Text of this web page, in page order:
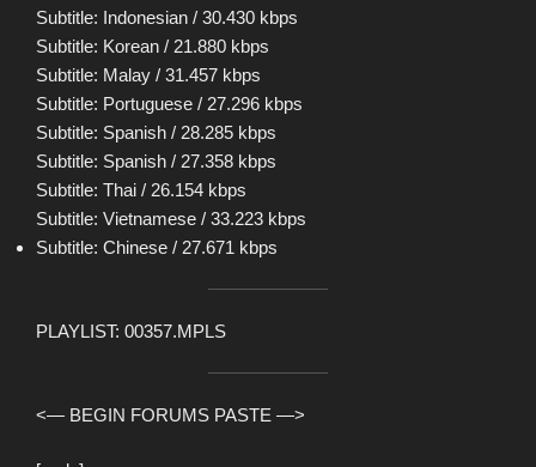
Subtitle: Indonesian / 30.430 kbps
Subtitle: Korean / 21.880 kbps
Subtitle: Malay / 31.457 kbps
Subtitle: Portuguese / 27.296 kbps
Subtitle: Spanish / 28.285 kbps
Subtitle: Spanish / 27.358 kbps
Subtitle: Thai / 26.154 kbps
Subtitle: Vietnamese / 33.223 kbps
Subtitle: Chinese / 27.671 kbps
PLAYLIST: 00357.MPLS
<— BEGIN FORUMS PASTE —>